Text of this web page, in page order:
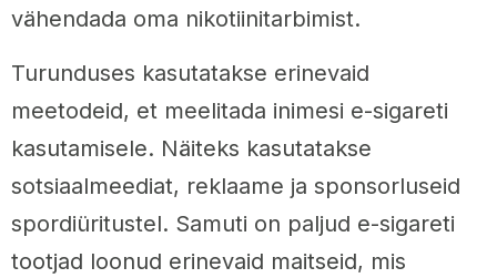
vähendada oma nikotiinitarbimist.
Turunduses kasutatakse erinevaid
meetodeid, et meelitada inimesi e-sigareti
kasutamisele. Näiteks kasutatakse
sotsiaalmeediat, reklaame ja sponsorluseid
spordiüritustel. Samuti on paljud e-sigareti
tootjad loonud erinevaid maitseid, mis